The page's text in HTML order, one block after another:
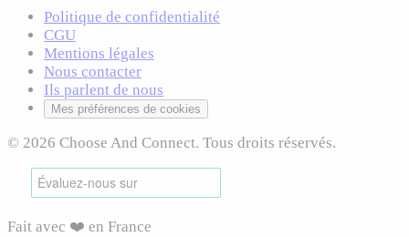
Politique de confidentialité
CGU
Mentions légales
Nous contacter
Ils parlent de nous
Mes préférences de cookies
© 2026 Choose And Connect. Tous droits réservés.
Fait avec ❤️ en France